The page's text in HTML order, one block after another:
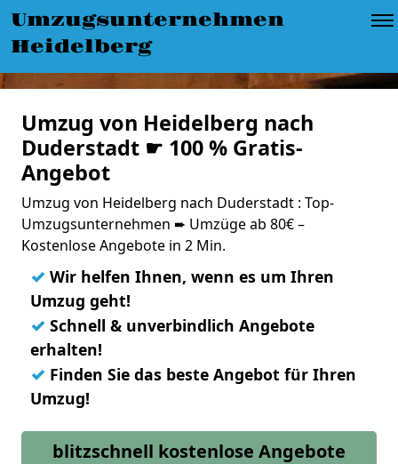
Umzugsunternehmen
Heidelberg
Umzug von Heidelberg nach
Duderstadt ☛ 100 % Gratis-
Angebot
Umzug von Heidelberg nach Duderstadt : Top-
Umzugsunternehmen ➨ Umzüge ab 80€ –
Kostenlose Angebote in 2 Min.
✓ Wir helfen Ihnen, wenn es um Ihren
Umzug geht!
✓ Schnell & unverbindlich Angebote
erhalten!
✓ Finden Sie das beste Angebot für Ihren
Umzug!
blitzschnell kostenlose Angebote